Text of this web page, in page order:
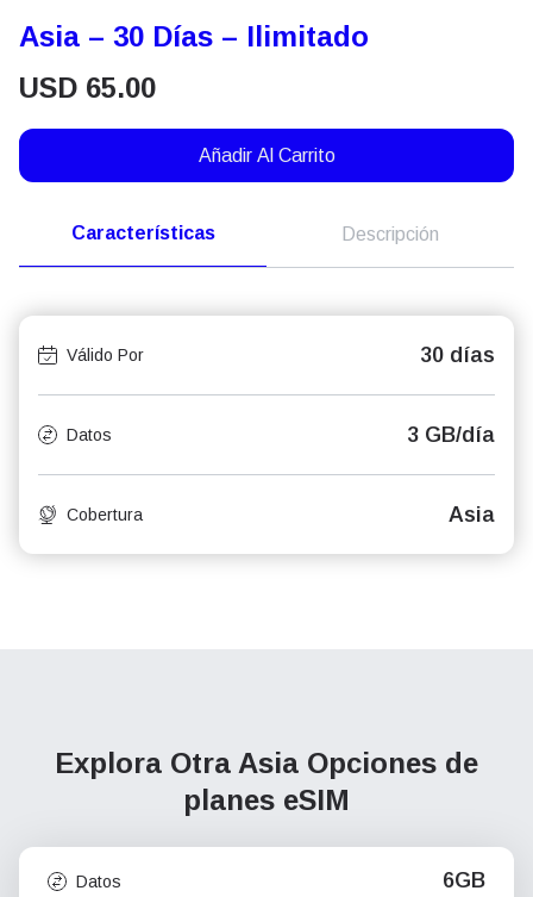
Asia – 30 Días – Ilimitado
USD 65.00
Añadir Al Carrito
Características Descripción
Válido Por 30 días
Datos 3 GB/día
Cobertura Asia
Explora Otra Asia Opciones de
planes eSIM
Datos 6GB